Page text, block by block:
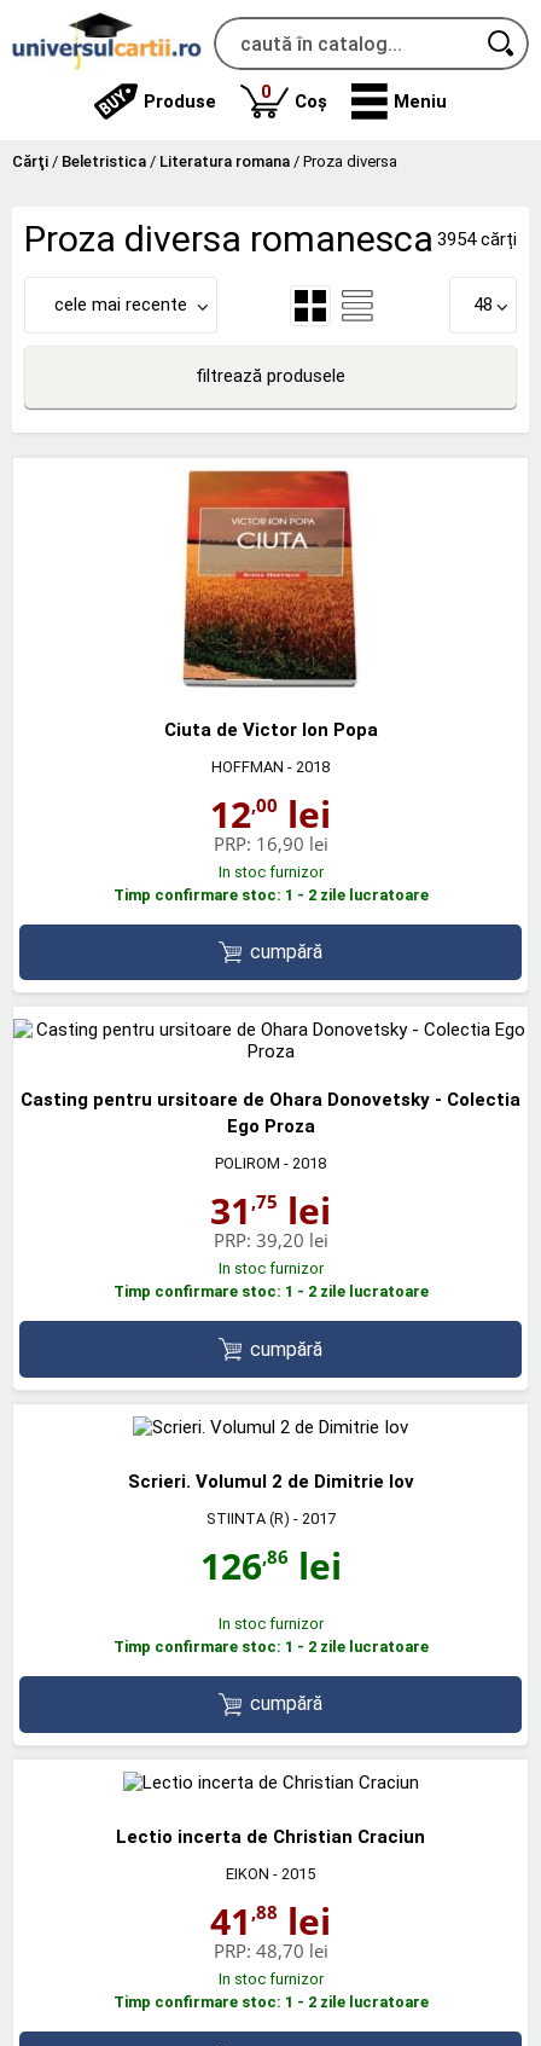
Produse 0produse
Coș Meniu
Cărţi / Beletristica / Literatura romana / Proza diversa
Proza diversa romanesca 3954 cărți
cele mai recente 48
filtrează produsele
Ciuta de Victor Ion Popa
HOFFMAN - 2018
12,00 lei
PRP: 16,90 lei
In stoc furnizor
Timp confirmare stoc: 1 - 2 zile lucratoare
cumpără
Casting pentru ursitoare de Ohara Donovetsky - Colectia
Ego Proza
POLIROM - 2018
31 ,75 lei
PRP: 39,20 lei
In stoc furnizor
Timp confirmare stoc: 1 - 2 zile lucratoare
cumpără
Scrieri. Volumul 2 de Dimitrie Iov
STIINTA (R) - 2017
126,86 lei
In stoc furnizor
Timp confirmare stoc: 1 - 2 zile lucratoare
cumpără
Lectio incerta de Christian Craciun
EIKON - 2015
41 ,88 lei
PRP: 48,70 lei
In stoc furnizor
Timp confirmare stoc: 1 - 2 zile lucratoare